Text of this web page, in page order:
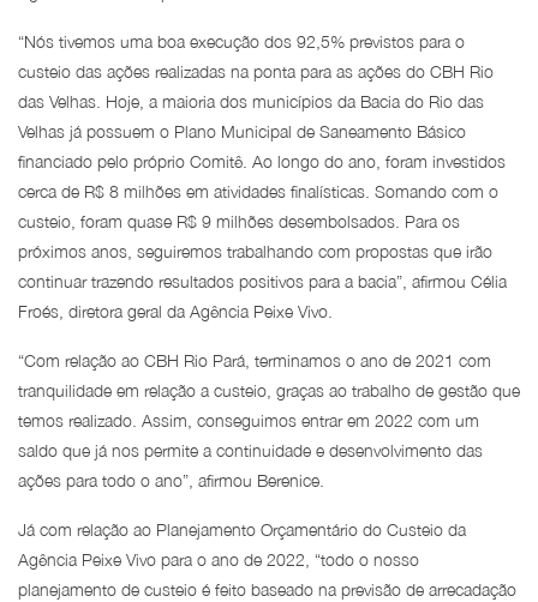
“Nós tivemos uma boa execução dos 92,5% previstos para o
custeio das ações realizadas na ponta para as ações do CBH Rio
das Velhas. Hoje, a maioria dos municípios da Bacia do Rio das
Velhas já possuem o Plano Municipal de Saneamento Básico
financiado pelo próprio Comitê. Ao longo do ano, foram investidos
cerca de R$ 8 milhões em atividades finalísticas. Somando com o
custeio, foram quase R$ 9 milhões desembolsados. Para os
próximos anos, seguiremos trabalhando com propostas que irão
continuar trazendo resultados positivos para a bacia”, afirmou Célia
Froés, diretora geral da Agência Peixe Vivo.
“Com relação ao CBH Rio Pará, terminamos o ano de 2021 com
tranquilidade em relação a custeio, graças ao trabalho de gestão que
temos realizado. Assim, conseguimos entrar em 2022 com um
saldo que já nos permite a continuidade e desenvolvimento das
ações para todo o ano”, afirmou Berenice.
Já com relação ao Planejamento Orçamentário do Custeio da
Agência Peixe Vivo para o ano de 2022, “todo o nosso
planejamento de custeio é feito baseado na previsão de arrecadação